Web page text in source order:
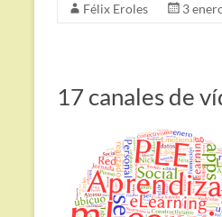
Félix Eroles 3
17 canales de